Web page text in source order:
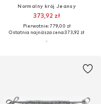
Normalny krój Jeansy
373,92 zł
Pierwotnie: 779,00 zł
Ostatnia najniższa cena:373,92 zł